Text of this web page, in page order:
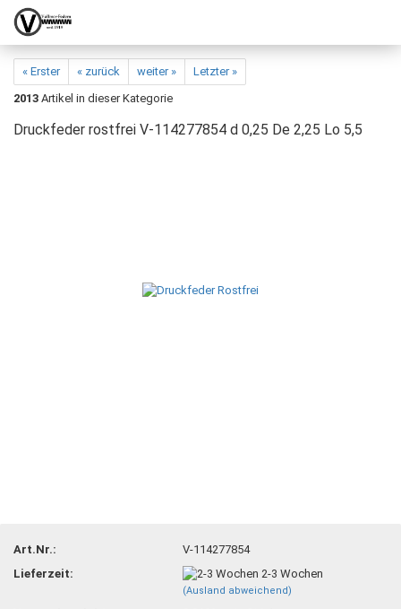
« Erster « zurück weiter »
Letzter »
2013 Artikel in dieser Kategorie
Druckfeder rostfrei V-114277854 d 0,25 De 2,25 Lo 5,5
Art.Nr.:
V-114277854
Lieferzeit:
2-3 Wochen
(Ausland abweichend)